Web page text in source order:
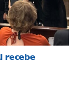
recebe